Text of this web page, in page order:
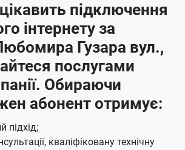
підключення
інтернету за
Гузара вул.,
послугами
Обираючи
абонент отримує:
підхід;
кваліфіковану технічну